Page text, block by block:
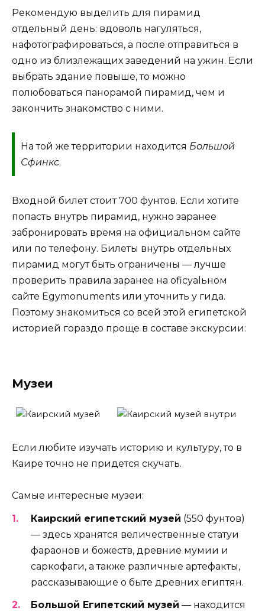
Рекомендую выделить для пирамид
отдельный день: вдоволь нагуляться,
нафотографироваться, а после отправиться в
одно из близлежащих заведений на ужин. Если
выбрать здание повыше, то можно
полюбоваться панорамой пирамид, чем и
закончить знакомство с ними.
На той же территории находится Большой
Сфинкс.
Входной билет стоит 700 фунтов. Если хотите
попасть внутрь пирамид, нужно заранее
забронировать время на официальном сайте
или по телефону. Билеты внутрь отдельных
пирамид могут быть ограничены — лучше
проверить правила заранее на oficyalьном
сайте Egymonuments или уточнить у гида.
Поэтому знакомиться со всей этой египетской
историей гораздо проще в составе экскурсии:
Музеи
Если любите изучать историю и культуру, то в
Каире точно не придется скучать.
Самые интересные музеи:
Каирский египетский музей (550 фунтов)
— здесь хранятся величественные статуи
фараонов и божеств, древние мумии и
саркофаги, а также различные артефакты,
рассказывающие о быте древних египтян.
Большой Египетский музей — находится